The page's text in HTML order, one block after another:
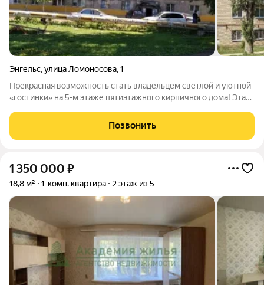
Энгельс,улица Ломоносова,1
Прекрасная возможность стать владельцем светлой и уютной
«гостинки» на 5-м этаже пятиэтажного кирпичного дома! Эта
качество. Здесь вас ждет теплый и стильный интерьер с
новым ремонтом. На
Позвонить
1 350 000 ₽
18,8 м² 1-комн. квартира 2 этаж из 5